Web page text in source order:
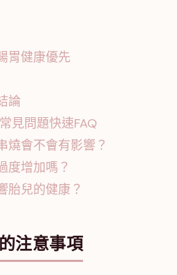
胃健康優先
論
見問題快速FAQ
燒會不會有影響？
度增加嗎？
胎兒的健康？
注意事項